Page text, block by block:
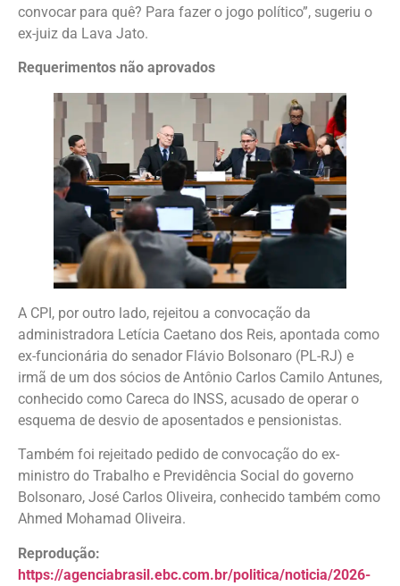
convocar para quê? Para fazer o jogo político”, sugeriu o
ex-juiz da Lava Jato.
Requerimentos não aprovados
A CPI, por outro lado, rejeitou a convocação da
administradora Letícia Caetano dos Reis, apontada como
ex-funcionária do senador Flávio Bolsonaro (PL-RJ) e
irmã de um dos sócios de Antônio Carlos Camilo Antunes,
conhecido como Careca do INSS, acusado de operar o
esquema de desvio de aposentados e pensionistas.
Também foi rejeitado pedido de convocação do ex-
ministro do Trabalho e Previdência Social do governo
Bolsonaro, José Carlos Oliveira, conhecido também como
Ahmed Mohamad Oliveira.
Reprodução:
https://agenciabrasil.ebc.com.br/politica/noticia/2026-